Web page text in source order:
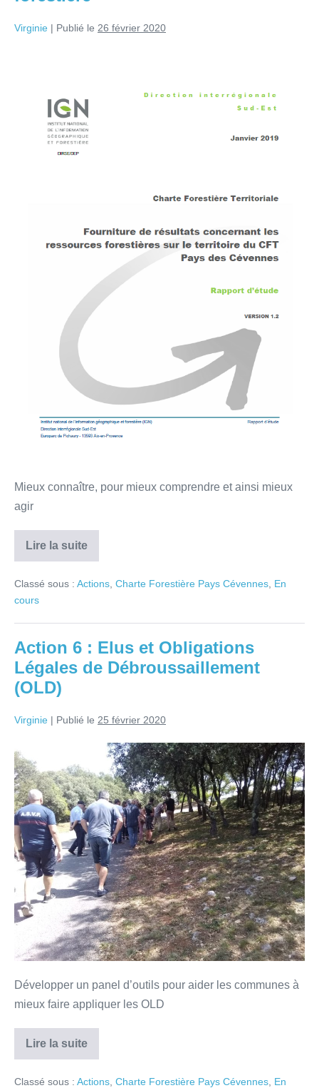
Virginie | Publié le 26 février 2020
Mieux connaître, pour mieux comprendre et ainsi mieux
agir
Lire la suite
Classé sous : Actions Charte Forestière Pays Cévennes En
cours
Action 6 : Elus et Obligations
Légales de Débroussaillement
(OLD)
Virginie | Publié le 25 février 2020
Développer un panel d’outils pour aider les communes à
mieux faire appliquer les OLD
Lire la suite
Classé sous : Actions Charte Forestière Pays Cévennes En